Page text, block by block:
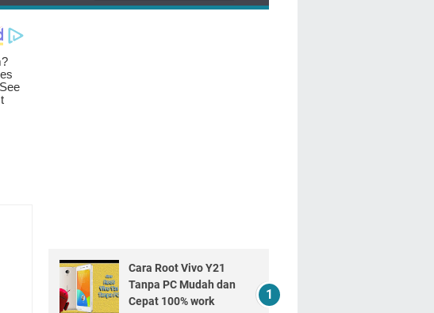
Cara Root Vivo Y21
Tanpa PC Mudah dan
Cepat 100% work